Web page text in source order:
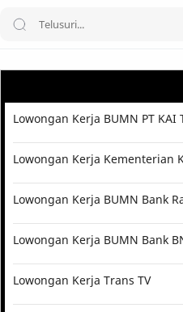
Lowongan Kerja BUMN PT KAI
Lowongan Kerja Kementerian
Lowongan Kerja BUMN Bank
Lowongan Kerja BUMN Bank
Lowongan Kerja Trans TV